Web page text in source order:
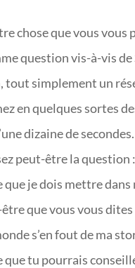
chose que vous vous
question vis-à-vis de
tout simplement un
en quelques sortes
dizaine de
peut-être la question
que je dois mettre dans
que vous vous dites
s’en fout de ma
que tu pourrais